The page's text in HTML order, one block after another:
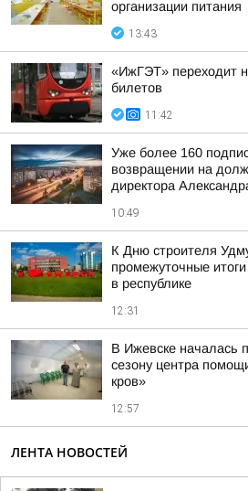
организации питания
13:43
«ИжГЭТ» переходит
билетов
11:42
Уже более 160
возвращении на
директора
10:49
К Дню строителя
промежуточные
в республике
12:31
В Ижевске началась
сезону центра
кров»
12:57
ЛЕНТА НОВОСТЕЙ